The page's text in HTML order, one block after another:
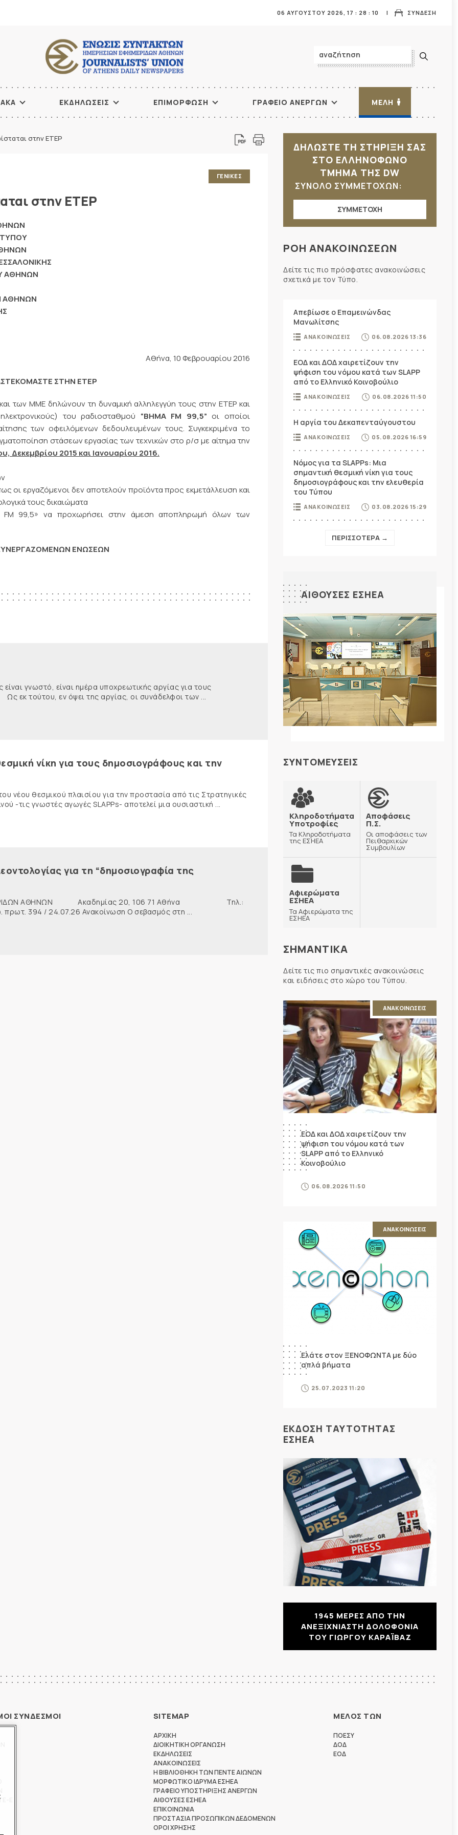
ΣΥΝΔΕΣΗ
06 ΑΥΓΟΥΣΤΟΥ 2026, 17 : 28 : 11
ΕΚΔΗΛΩΣΕΙΣ ΕΠΙΜΟΡΦΩΣΗ ΓΡΑΦΕΙΟ ΑΝΕΡΓΩΝ ΜΕΛΗ
στην ΕΤΕΡ
ΓΕΝΙΚΕΣ
στην ΕΤΕΡ
ΑΘΗΝΩΝ
ΑΘΗΝΩΝ
Αθήνα, 10 Φεβρουαρίου 2016
ΣΤΗΝ ΕΤΕΡ
των ΜΜΕ δηλώνουν τη δυναμική αλληλεγγύη τους στην ΕΤΕΡ και
του ραδιοσταθμού “ΒΗΜΑ FM 99,5” οι οποίοι
των οφειλόμενων δεδουλευμένων τους. Συγκεκριμένα το
στάσεων εργασίας των τεχνικών στο ρ/σ με αίτημα την
Δεκεμβρίου 2015 και Ιανουαρίου 2016.
οι εργαζόμενοι δεν αποτελούν προϊόντα προς εκμετάλλευση και
τους δικαιώματα
FM 99,5» να προχωρήσει στην άμεση αποπληρωμή όλων των
ΕΝΩΣΕΩΝ
γνωστό, είναι ημέρα υποχρεωτικής αργίας για τους
τούτου, εν όψει της αργίας, οι συνάδελφοι των ...
νίκη για τους δημοσιογράφους και την
νέου θεσμικού πλαισίου για την προστασία από τις Στρατηγικές
-τις γνωστές αγωγές SLAPPs- αποτελεί μια ουσιαστική ...
για τη “δημοσιογραφία της
ΑΘΗΝΩΝ Ακαδημίας 20, 106 71 Αθήνα Τηλ.:
394 / 24.07.26 Ανακοίνωση Ο σεβασμός στη ...
ΔΗΛΩΣΤΕ ΤΗ ΣΤΗΡΙΞΗ ΣΑΣ
ΣΤΟ ΕΛΛΗΝΟΦΩΝΟ
ΤΜΗΜΑ ΤΗΣ DW
ΣΥΝΟΛΟ ΣΥΜΜΕΤΟΧΩΝ:
ΣΥΜΜΕΤΟΧΗ
ΡΟΗ ΑΝΑΚΟΙΝΩΣΕΩΝ
Δείτε τις πιο πρόσφατες ανακοινώσεις
σχετικά με τον Τύπο.
Απεβίωσε ο Επαμεινώνδας
Μανωλίτσης
ΑΝΑΚΟΙΝΩΣΕΙΣ 06.08.2026 13:36
ΕΟΔ και ΔΟΔ χαιρετίζουν την
ψήφιση του νόμου κατά των SLAPP
από το Ελληνικό Κοινοβούλιο
ΑΝΑΚΟΙΝΩΣΕΙΣ 06.08.2026 11:50
Η αργία του Δεκαπενταύγουστου
ΑΝΑΚΟΙΝΩΣΕΙΣ 05.08.2026 16:59
Νόμος για τα SLAPPs: Μια
σημαντική θεσμική νίκη για τους
δημοσιογράφους και την ελευθερία
του Τύπου
ΑΝΑΚΟΙΝΩΣΕΙΣ 03.08.2026 15:29
ΠΕΡΙΣΣΟΤΕΡΑ →
ΑΙΘΟΥΣΕΣ ΕΣΗΕΑ
ΣΥΝΤΟΜΕΥΣΕΙΣ
Κληροδοτήματα
Υποτροφίες
Τα Κληροδοτήματα
της ΕΣΗΕΑ
Αποφάσεις
Π.Σ.
Οι αποφάσεις των
Πειθαρχικών
Συμβουλίων
Αφιερώματα
ΕΣΗΕΑ
Τα Αφιερώματα της
ΕΣΗΕΑ
ΣΗΜΑΝΤΙΚΑ
Δείτε τις πιο σημαντικές ανακοινώσεις
και ειδήσεις στο χώρο του Τύπου.
ΑΝΑΚΟΙΝΩΣΕΙΣ
ΕΟΔ και ΔΟΔ χαιρετίζουν την
ψήφιση του νόμου κατά των
SLAPP από το Ελληνικό
Κοινοβούλιο
06.08.2026 11:50
ΑΝΑΚΟΙΝΩΣΕΙΣ
Ελάτε στον ΞΕΝΟΦΩΝΤΑ με δύο
απλά βήματα
25.07.2023 11:20
ΕΚΔΟΣΗ ΤΑΥΤΟΤΗΤΑΣ
ΕΣΗΕΑ
1945 ΜΕΡΕΣ ΑΠΟ ΤΗΝ
ΑΝΕΞΙΧΝΙΑΣΤΗ ΔΟΛΟΦΟΝΙΑ
ΤΟΥ ΓΙΩΡΓΟΥ ΚΑΡΑΪΒΑΖ
ΣΥΝΔΕΣΜΟΙ
Ε
SITEMAP
ΑΡΧΙΚΗ
ΔΙΟΙΚΗΤΙΚΗ ΟΡΓΑΝΩΣΗ
ΕΚΔΗΛΩΣΕΙΣ
ΑΝΑΚΟΙΝΩΣΕΙΣ
Η ΒΙΒΛΙΟΘΗΚΗ ΤΩΝ ΠΕΝΤΕ ΑΙΩΝΩΝ
ΜΟΡΦΩΤΙΚΟ ΙΔΡΥΜΑ ΕΣΗΕΑ
ΓΡΑΦΕΙΟ ΥΠΟΣΤΗΡΙΞΗΣ ΑΝΕΡΓΩΝ
ΑΙΘΟΥΣΕΣ ΕΣΗΕΑ
ΕΠΙΚΟΙΝΩΝΙΑ
ΠΡΟΣΤΑΣΙΑ ΠΡΟΣΩΠΙΚΩΝ ΔΕΔΟΜΕΝΩΝ
ΟΡΟΙ ΧΡΗΣΗΣ
ΜΕΛΟΣ ΤΩΝ
ΠΟΕΣΥ
ΔΟΔ
ΕΟΔ